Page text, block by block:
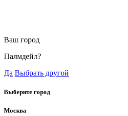
Ваш город
Палмдейл?
Да Выбрать другой
Выберите город
Москва